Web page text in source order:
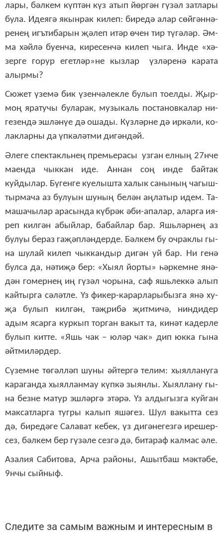
ла­ры, бәл­кем күп­тән күз атып йөр­гән гү­зәл зат­ла­ры
бу­ла. Иде­я­гә якын­рак ки­леп: би­ре­дә алар сөй­гән­нә­
ре­нең игъ­ти­ба­рын җә­леп итәр өчен тир тү­гә­ләр. Әм­
ма хәй­лә бу­ен­ча, ки­ре­сен­чә ки­леп чы­га. Ин­де «хә­
зер­ге го­рур егет­ләр»­некыз­лар
үз­лә­ре­нә ка­ра­та
алыр­мы?
Сю­жет үзе­мә бик үзен­чә­лек­ле бу­лып то­ел­ды. Җыр-
моң яра­ту­чы бу­ла­рак, му­зы­каль пос­та­нов­ка­лар ни­
ге­зен­дә эш­лә­нүе дә оша­ды. Күз­ләр­не дә ир­кә­ли, ко­
лак­лар­ны да үп­кә­ләт­ми ди­гән­дәй.
Әле­ге спек­такль­нең премь­е­ра­сы уз­ган ел­ның 27нче
ма­ен­да чык­кан иде. Ан­нан соң ин­де бай­так
куйдылар. Бү­ген­ге ку­е­лыш­та ха­лык са­ны­ның ча­гыш­
тыр­ма­ча аз бу­лу­ын шу­ның бе­лән аң­ла­тыр идем. Та­
ма­ша­чы­лар ара­сын­да күб­рәк әби-апа­лар, алар­га ия­
реп кил­гән абый­лар, ба­бай­лар бар. Яшь­ләр­нең аз
бу­луы бе­раз га­җәп­лән­дер­де. Бәл­кем бу оч­рак­лы гы­
на шу­лай ки­леп чык­кан­дыр ди­гән уй бар. Ни ге­нә
бул­са да, нә­ти­җә бер: «Хы­ял йор­ты» һәр­кем­не янә­
дән го­мер­нең иң гү­зәл чо­ры­на, саф яшь­лек­кә алып
кай­тыр­га сә­ләт­ле. Үз фи­кер-ка­рар­ла­ры­быз­га янә ху­
җа бу­лып кил­гән, тәҗ­ри­бә җит­ми­чә, нин­ди­дер
адым ясар­га кур­кып тор­ган ва­кыт та, ки­нәт ка­дер­ле
бу­лып кит­те. «Яшь чак – юләр чак» дип юк­ка гы­на
әйт­ми­ләр­дер.
Сү­зем­не тө­гәл­ләп шу­ны әй­тер­гә те­лим: хы­ял­ла­ну­га
ка­ра­ган­да хы­ял­лан­мау күп­кә зы­ян­лы. Хы­ял­ла­ну гы­
на без­не ма­тур эш­ләр­гә этә­рә. Үз ал­ды­гыз­га куй­ган
мак­сат­лар­га туг­ры ка­лып яшә­гез. Шул ва­кыт­та сез
дә, би­ре­дә­ге Са­ла­ват ке­бек, үз ди­гә­не­гез­гә ире­шер­
сез, бәл­кем бер гү­зә­ле сез­гә дә, би­та­раф кал­мас әле.
Аза­лия Са­би­то­ва, Ар­ча ра­йо­ны, Ашыт­баш мәк­тә­бе,
9нчы сый­ныф.
Следите за самым важным и интересным в